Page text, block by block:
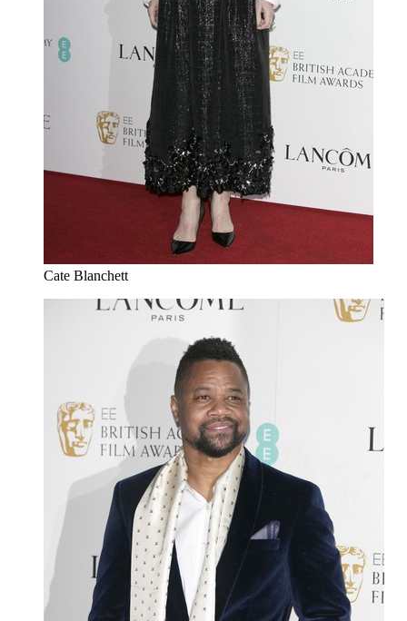
Cate Blanchett